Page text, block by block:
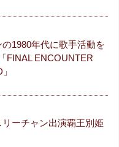
1980年代に歌手活動を
FINAL ENCOUNTER
リーチャン出演覇王別姫